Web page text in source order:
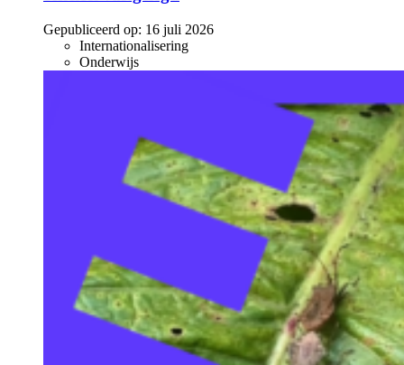
Gepubliceerd op: 16 juli 2026
Internationalisering
Onderwijs